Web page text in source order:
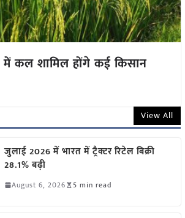
कल शामिल होंगे कई किसान
View All
जुलाई 2026 में भारत में ट्रैक्टर रिटेल बिक्री
28.1% बढ़ी
August 6, 2026 5 min read